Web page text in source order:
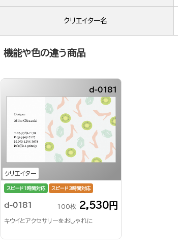
クリエイター名
機能や色の違う商品
クリエイター
d-0181
スピード1時間対応 スピード3時間対応
d-0181 100枚 2,530円
キウイとアクセサリーをおしゃれに